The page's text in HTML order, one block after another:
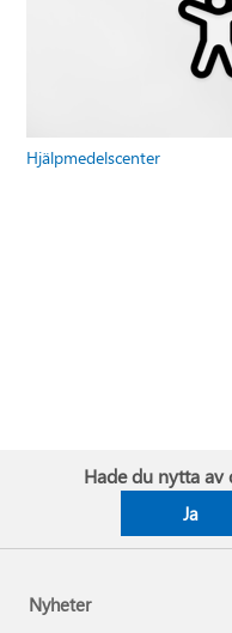
Hjälpmedelscenter
Hade du nytta
Ja
Nyheter